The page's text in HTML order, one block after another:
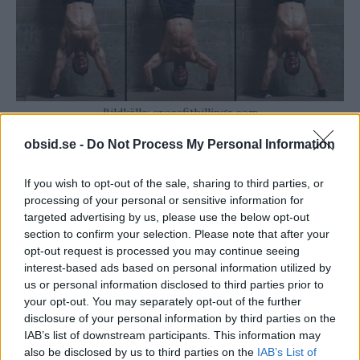
obsid.se - Do Not Process My Personal Information
If you wish to opt-out of the sale, sharing to third parties, or
processing of your personal or sensitive information for
targeted advertising by us, please use the below opt-out
section to confirm your selection. Please note that after your
opt-out request is processed you may continue seeing
interest-based ads based on personal information utilized by
us or personal information disclosed to third parties prior to
your opt-out. You may separately opt-out of the further
disclosure of your personal information by third parties on the
IAB’s list of downstream participants. This information may
also be disclosed by us to third parties on the IAB’s List of
Bildkälla: crossfitbillings.com
Den här övningen är riktigt tung. Den fokuserar
på framsida axlar men nästan hela överkroppen
aktiveras under utförandet. Precis som det låter
står du på händerna, gärna mot en vägg, och böjer
sakta på armarna tills huvudet snuddar golvet för
att sedan pressa upp dig. Orkar du inte? Ingen
fara. Börja med att bara sänka ner dig sakta,
avbryt när du nuddar marken och börja om.